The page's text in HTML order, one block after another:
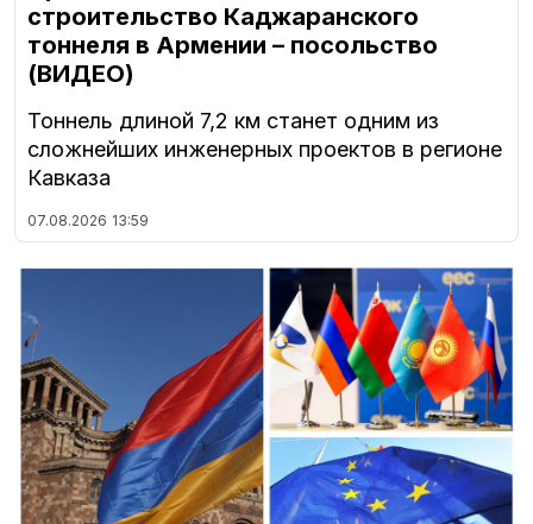
строительство Каджаранского
тоннеля в Армении – посольство
(ВИДЕО)
Тоннель длиной 7,2 км станет одним из
сложнейших инженерных проектов в регионе
Кавказа
07.08.2026 13:59